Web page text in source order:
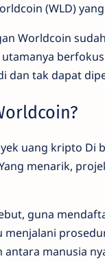
(WLD)
Worldcoin
dan tak dapat
uang kripto Di
menarik,
guna
manusia